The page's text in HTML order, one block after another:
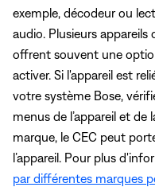
exemple, décodeur ou
audio. Plusieurs
offrent souvent une
activer. Si l'appareil est
votre système Bose,
menus de l’appareil et de
marque, le CEC peut
l’appareil. Pour plus
par différentes marques